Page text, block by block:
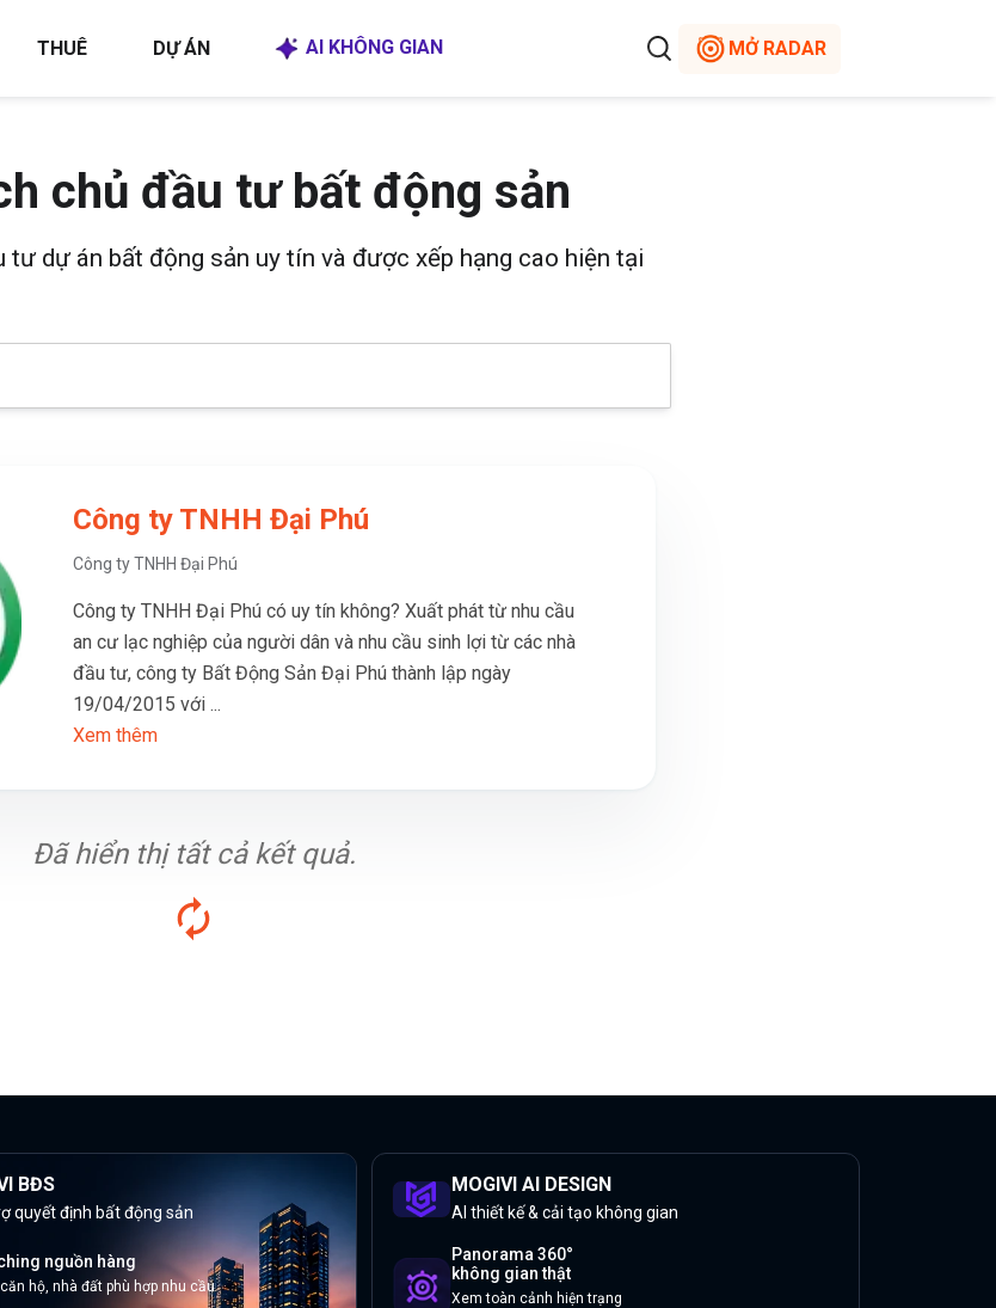
THUÊ DỰ ÁN AI KHÔNG GIAN MỞ RADAR
chủ đầu tư bất động sản
tư dự án bất động sản uy tín và được xếp hạng cao hiện tại
Công ty TNHH Đại Phú
Công ty TNHH Đại Phú
Công ty TNHH Đại Phú có uy tín không? Xuất phát từ nhu cầu
an cư lạc nghiệp của người dân và nhu cầu sinh lợi từ các nhà
đầu tư, công ty Bất Động Sản Đại Phú thành lập ngày
19/04/2015 với ...
Xem thêm
Đã hiển thị tất cả kết quả.
BĐS
quyết định bất động sản
nguồn hàng
hộ, nhà đất phù hợp nhu cầu
MOGIVI AI DESIGN
AI thiết kế & cải tạo không gian
Panorama 360°
không gian thật
Xem toàn cảnh hiện trạng